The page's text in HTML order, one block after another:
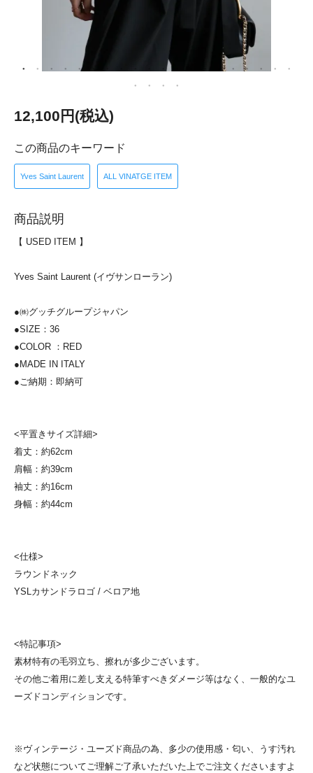
12,100円(税込)
この商品のキーワード
Yves Saint Laurent ALL VINATGE ITEM
商品説明
【 USED ITEM 】
Yves Saint Laurent (イヴサンローラン)
●㈱グッチグループジャパン
●SIZE：36
●COLOR ：RED
●MADE IN ITALY
●ご納期：即納可
<平置きサイズ詳細>
着丈：約62cm
肩幅：約39cm
袖丈：約16cm
身幅：約44cm
<仕様>
ラウンドネック
YSLカサンドラロゴ / ベロア地
<特記事項>
素材特有の毛羽立ち、擦れが多少ございます。
その他ご着用に差し支える特筆すべきダメージ等はなく、一般的なユ
ーズドコンディションです。
※ヴィンテージ・ユーズド商品の為、多少の使用感・匂い、うす汚れ
など状態についてご理解ご了承いただいた上でご注文くださいますよ